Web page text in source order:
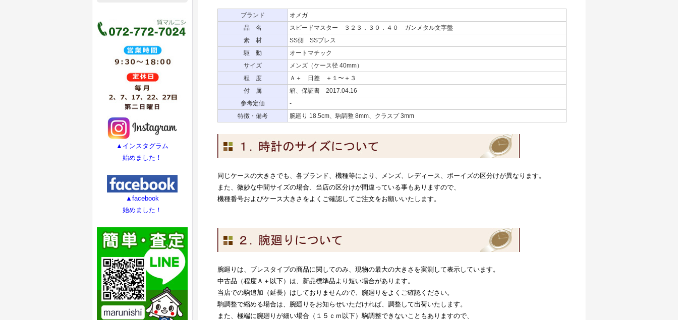
▲インスタグラム
始めました！
▲facebook
始めました！
ブランド
オメガ
品 名
スピードマスター ３２３．３０．４０ ガンメタル文字盤
素 材
SS側 SSブレス
駆 動
オートマチック
サイズ
メンズ（ケース径 40mm）
程 度
Ａ＋ 日差 ＋１〜＋３
付 属
箱、保証書 2017.04.16
参考定価
-
特徴・備考
腕廻り 18.5cm、駒調整 8mm、クラスプ 3mm
同じケースの大きさでも、各ブランド、機種等により、メンズ、レディース、ボーイズの区分けが異なります。
また、微妙な中間サイズの場合、当店の区分けが間違っている事もありますので、
機種番号およびケース大きさをよくご確認してご注文をお願いいたします。
腕廻りは、ブレスタイプの商品に関してのみ、現物の最大の大きさを実測して表示しています。
中古品（程度Ａ＋以下）は、新品標準品より短い場合があります。
当店での駒追加（延長）はしておりませんので、腕廻りをよくご確認ください。
駒調整で縮める場合は、腕廻りをお知らせいただければ、調整して出荷いたします。
また、極端に腕廻りが細い場合（１５ｃｍ以下）駒調整できないこともありますので、